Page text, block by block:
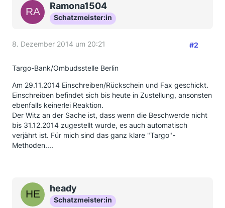
Ramona1504
Schatzmeister:in
8. Dezember 2014 um 20:21 #2
Targo-Bank/Ombudsstelle Berlin
Am 29.11.2014 Einschreiben/Rückschein und Fax geschickt.
Einschreiben befindet sich bis heute in Zustellung, ansonsten
ebenfalls keinerlei Reaktion.
Der Witz an der Sache ist, dass wenn die Beschwerde nicht
bis 31.12.2014 zugestellt wurde, es auch automatisch
verjährt ist. Für mich sind das ganz klare "Targo"-
Methoden....
heady
Schatzmeister:in